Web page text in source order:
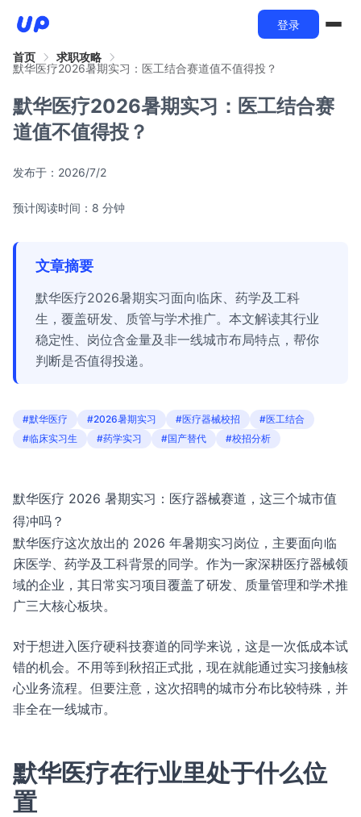
登录
首页
求职攻略
默华医疗2026暑期实习：医工结合赛道值不值得投？
默华医疗2026暑期实习：医工结合赛
道值不值得投？
发布于： 2026/7/2
预计阅读时间：8 分钟
文章摘要
默华医疗2026暑期实习面向临床、药学及工科
生，覆盖研发、质管与学术推广。本文解读其行业
稳定性、岗位含金量及非一线城市布局特点，帮你
判断是否值得投递。
#默华医疗 #2026暑期实习 #医疗器械校招
#医工结合
#临床实习生
#药学实习 #国产替代 #校招分析
默华医疗 2026 暑期实习：医疗器械赛道，这三个城市值
得冲吗？
默华医疗这次放出的 2026 年暑期实习岗位，主要面向临
床医学、药学及工科背景的同学。作为一家深耕医疗器械领
域的企业，其日常实习项目覆盖了研发、质量管理和学术推
广三大核心板块。
对于想进入医疗硬科技赛道的同学来说，这是一次低成本试
错的机会。不用等到秋招正式批，现在就能通过实习接触核
心业务流程。但要注意，这次招聘的城市分布比较特殊，并
非全在一线城市。
默华医疗在行业里处于什么位
置